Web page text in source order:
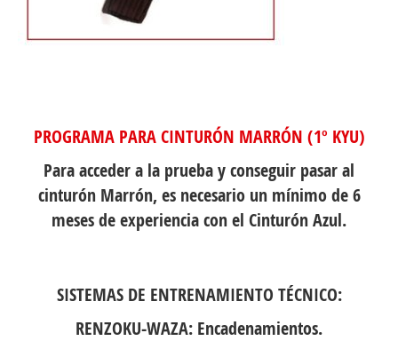
PROGRAMA PARA CINTURÓN MARRÓN (1º KYU)
Para acceder a la prueba y conseguir pasar al
cinturón Marrón, es necesario un mínimo de 6
meses de experiencia con el Cinturón Azul.
SISTEMAS DE ENTRENAMIENTO TÉCNICO:
RENZOKU-WAZA: Encadenamientos.